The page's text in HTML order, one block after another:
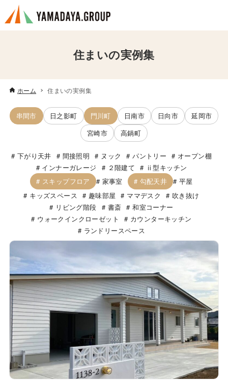
住まいの実例集
ホーム 住まいの実例集
串間市 日之影町 門川町 日南市 日向市
延岡市
宮崎市
高鍋町
下がり天井 間接照明 ヌック パントリー
オープン棚
インナーガレージ
２階建て
ⅱ型キッチン
スキップフロア
家事室 勾配天井
平屋
キッズスペース
趣味部屋 ママデスク
吹き抜け
リビング階段
書斎
和室コーナー
ウォークインクローゼット
カウンターキッチン
ランドリースペース